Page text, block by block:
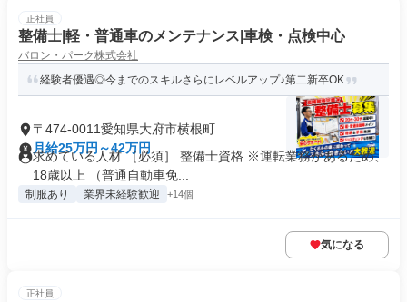
正社員
整備士|軽・普通車のメンテナンス|車検・点検中心
バロン・パーク株式会社
経験者優遇◎今までのスキルさらにレベルアップ♪第二新卒OK
〒474-0011愛知県大府市横根町
月給25万円～42万円
求めている人材 ［必須］ 整備士資格 ※運転業務があるため、
18歳以上 （普通自動車免...
制服あり 業界未経験歓迎 +14個
気になる
正社員